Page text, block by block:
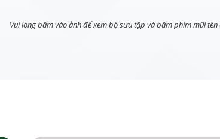
Vui lòng bấm vào ảnh để xem bộ sưu tập và bấm phím mũi tên